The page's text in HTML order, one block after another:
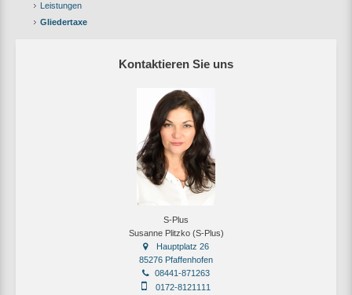
Leistungen
Gliedertaxe
Kontaktieren Sie uns
S-Plus
Susanne Plitzko (S-Plus)
Hauptplatz 26
85276 Pfaffenhofen
08441-871263
0172-8121111